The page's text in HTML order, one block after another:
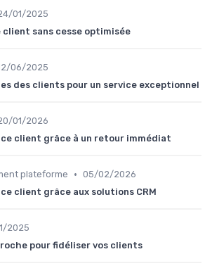
01/2025
client sans cesse optimisée
06/2025
des clients pour un service exceptionnel
01/2026
client grâce à un retour immédiat
plateforme • 05/02/2026
client grâce aux solutions CRM
2025
pour fidéliser vos clients